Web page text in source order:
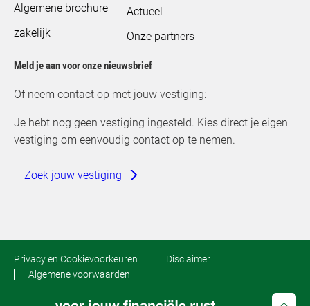
Algemene brochure
zakelijk
Actueel
Onze partners
Meld je aan voor onze nieuwsbrief
Of neem contact op met jouw vestiging:
Je hebt nog geen vestiging ingesteld. Kies direct je eigen
vestiging om eenvoudig contact op te nemen.
Zoek jouw vestiging
Privacy en Cookievoorkeuren
Disclaimer
Algemene voorwaarden